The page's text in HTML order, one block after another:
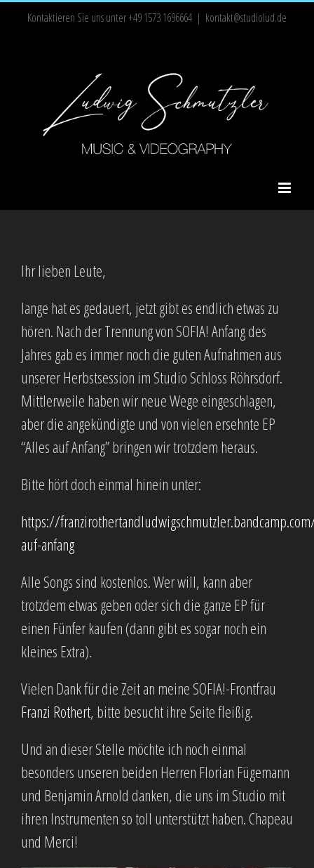
Kontaktieren Sie uns unter +49 1573 1696664 | kontakt@studiolud.de
Ihr lieben Leute,
lange hat es gedauert, jetzt gibt es endlich etwas zu
hören. Nach der Trennung von SOFIA! Anfang des
Jahres gab es immer noch die guten Aufnahmen aus
unserer Herbstsession im Studio Schloss Röhrsdorf.
Mittlerweile haben wir neue Wege eingeschlagen,
aber die angekündigte und von vielen ersehnte EP
“Alles auf Anfang” bringen wir trotzdem heraus.
Bitte hört doch einmal hinein unter:
https://
auf-anfang
Alle Songs sind kostenlos. Wer will, kann aber
trotzdem etwas geben oder sich die ganze EP für
einen Fünfer kaufen (dann gibt es sogar noch ein
kleines Extra).
Vielen Dank für die Zeit an meine SOFIA!-Frontfrau
Franzi Rothert, bitte besucht ihre Seite fleißig.
Und an dieser Stelle möchte ich noch einmal
besonders unseren beiden Herren Florian Fügemann
und Benjamin Arnold danken, die uns im Studio mit
ihren Instrumenten so toll unterstützt haben. Chapeau
und Merci!